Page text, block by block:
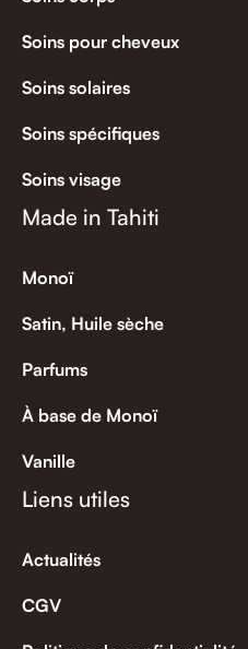
Soins pour cheveux
Soins solaires
Soins spécifiques
Soins visage
Made in Tahiti
Monoï
Satin, Huile sèche
Parfums
À base de Monoï
Vanille
Liens utiles
Actualités
CGV